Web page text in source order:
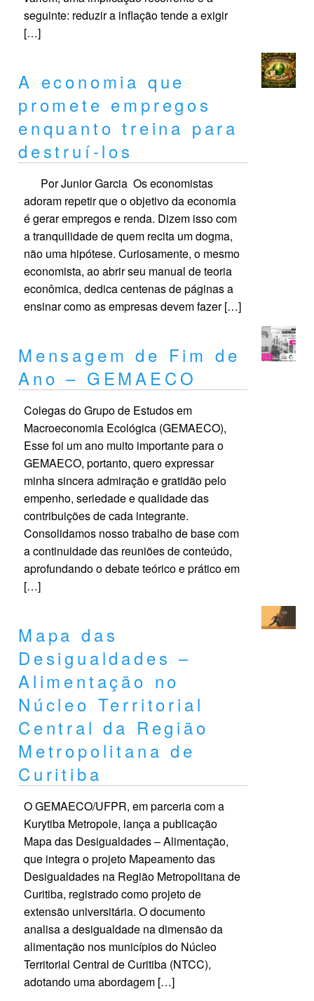
seguinte: reduzir a inflação tende a exigir
[…]
A economia que
promete empregos
enquanto treina para
destruí-los
Por Junior Garcia Os economistas
adoram repetir que o objetivo da economia
é gerar empregos e renda. Dizem isso com
a tranquilidade de quem recita um dogma,
não uma hipótese. Curiosamente, o mesmo
economista, ao abrir seu manual de teoria
econômica, dedica centenas de páginas a
ensinar como as empresas devem fazer […]
Mensagem de Fim de
Ano – GEMAECO
Colegas do Grupo de Estudos em
Macroeconomia Ecológica (GEMAECO),
Esse foi um ano muito importante para o
GEMAECO, portanto, quero expressar
minha sincera admiração e gratidão pelo
empenho, seriedade e qualidade das
contribuições de cada integrante.
Consolidamos nosso trabalho de base com
a continuidade das reuniões de conteúdo,
aprofundando o debate teórico e prático em
[…]
Mapa das
Desigualdades –
Alimentação no
Núcleo Territorial
Central da Região
Metropolitana de
Curitiba
O GEMAECO/UFPR, em parceria com a
Kurytiba Metropole, lança a publicação
Mapa das Desigualdades – Alimentação,
que integra o projeto Mapeamento das
Desigualdades na Região Metropolitana de
Curitiba, registrado como projeto de
extensão universitária. O documento
analisa a desigualdade na dimensão da
alimentação nos municípios do Núcleo
Territorial Central de Curitiba (NTCC),
adotando uma abordagem […]